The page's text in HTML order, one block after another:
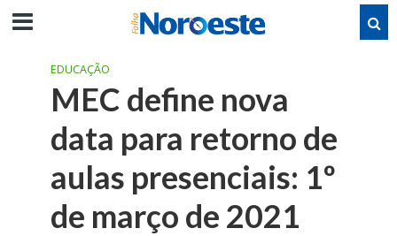
EDUCAÇÃO
MEC define nova
data para retorno de
aulas presenciais: 1º
de março de 2021